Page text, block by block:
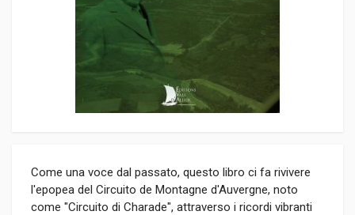
Come una voce dal passato, questo libro ci fa rivivere
l'epopea del Circuito de Montagne d'Auvergne, noto
come "Circuito di Charade", attraverso i ricordi vibranti